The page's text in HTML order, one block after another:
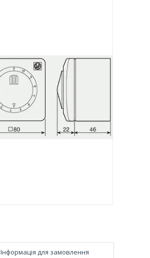
Інформація для замовлення